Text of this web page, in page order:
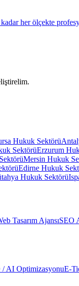
her ölçekte
Hukuk Sektörü
SektörüErzurum
Mersin Hukuk
Edirne Hukuk
Hukuk Sektörü
Tasarım AjansıSEO
/ AI OptimizasyonuE-